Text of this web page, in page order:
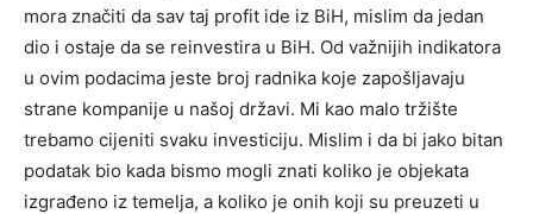
mora značiti da sav taj profit ide iz BiH, mislim da jedan
dio i ostaje da se reinvestira u BiH. Od važnijih indikatora
u ovim podacima jeste broj radnika koje zapošljavaju
strane kompanije u našoj državi. Mi kao malo tržište
trebamo cijeniti svaku investiciju. Mislim i da bi jako bitan
podatak bio kada bismo mogli znati koliko je objekata
izgrađeno iz temelja, a koliko je onih koji su preuzeti u